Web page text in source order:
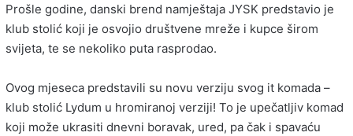
Prošle godine, danski brend namještaja JYSK predstavio je
klub stolić koji je osvojio društvene mreže i kupce širom
svijeta, te se nekoliko puta rasprodao.
Ovog mjeseca predstavili su novu verziju svog it komada –
klub stolić Lydum u hromiranoj verziji! To je upečatljiv komad
koji može ukrasiti dnevni boravak, ured, pa čak i spavaću